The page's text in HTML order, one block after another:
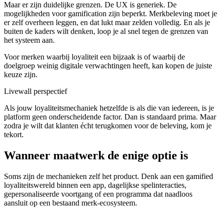
Maar er zijn duidelijke grenzen. De UX is generiek. De
mogelijkheden voor gamification zijn beperkt. Merkbeleving moet je
er zelf overheen leggen, en dat lukt maar zelden volledig. En als je
buiten de kaders wilt denken, loop je al snel tegen de grenzen van
het systeem aan.
Voor merken waarbij loyaliteit een bijzaak is of waarbij de
doelgroep weinig digitale verwachtingen heeft, kan kopen de juiste
keuze zijn.
Livewall perspectief
Als jouw loyaliteitsmechaniek hetzelfde is als die van iedereen, is je
platform geen onderscheidende factor. Dan is standaard prima. Maar
zodra je wilt dat klanten écht terugkomen voor de beleving, kom je
tekort.
Wanneer maatwerk de enige optie is
Soms zijn de mechanieken zelf het product. Denk aan een gamified
loyaliteitswereld binnen een app, dagelijkse spelinteracties,
gepersonaliseerde voortgang of een programma dat naadloos
aansluit op een bestaand merk-ecosysteem.